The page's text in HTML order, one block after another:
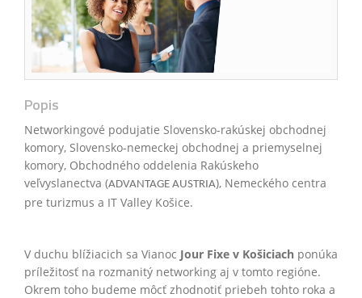
Popis
Networkingové podujatie Slovensko-rakúskej obchodnej
komory, Slovensko-nemeckej obchodnej a priemyselnej
komory, Obchodného oddelenia Rakúskeho
veľvyslanectva (ADVANTAGE AUSTRIA), Nemeckého centra
pre turizmus a IT Valley Košice.
V duchu blížiacich sa Vianoc Jour Fixe v Košiciach ponúka
príležitosť na rozmanitý networking aj v tomto regióne.
Okrem toho budeme môcť zhodnotiť priebeh tohto roka a